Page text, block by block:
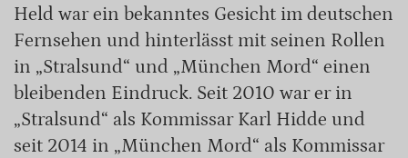
Held war ein bekanntes Gesicht im deutschen
Fernsehen und hinterlässt mit seinen Rollen
in „Stralsund“ und „München Mord“ einen
bleibenden Eindruck. Seit 2010 war er in
„Stralsund“ als Kommissar Karl Hidde und
seit 2014 in „München Mord“ als Kommissar